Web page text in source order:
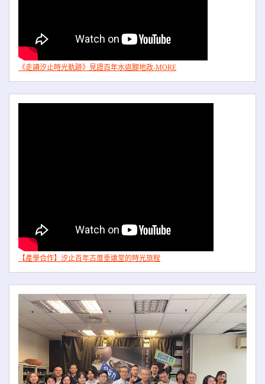
《走讀汐止時光軌跡》見證百年水返腳地政-MORE
【產學合作】汐止百年古厝垂遠堂的時光旅程